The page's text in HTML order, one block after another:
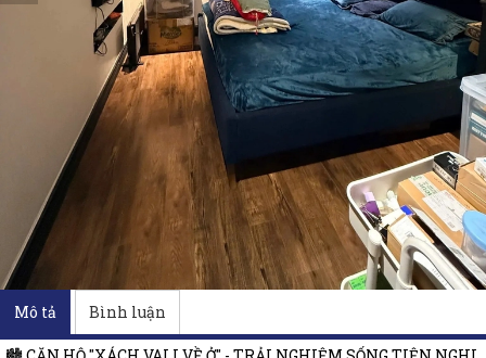
Mô tả Bình luận